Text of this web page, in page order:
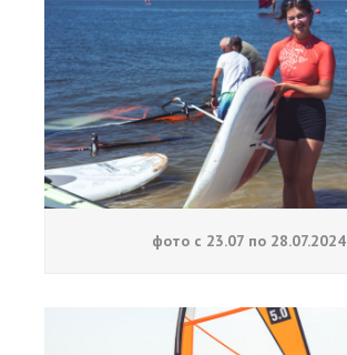
фото с 23.07 по 28.07.2024